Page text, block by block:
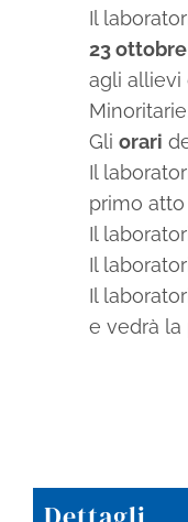
Il
23
agli allievi
Gliorari
Il
primo
Il
Il
Il
e vedrà la